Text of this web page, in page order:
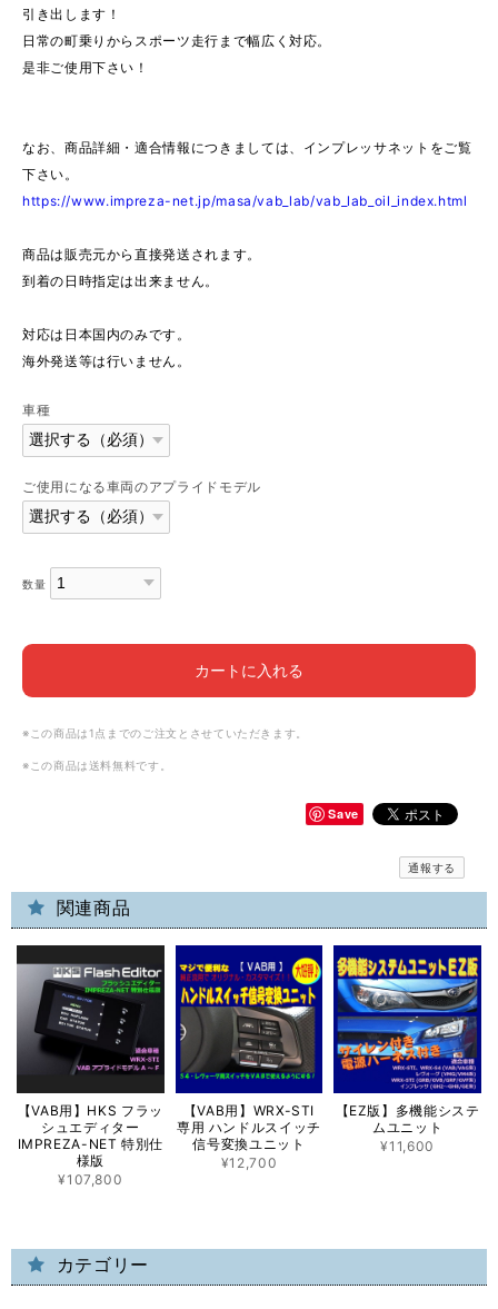
引き出します！
日常の町乗りからスポーツ走行まで幅広く対応。
是非ご使用下さい！
なお、商品詳細・適合情報につきましては、インプレッサネットをご覧
下さい。
https://www.impreza-net.jp/masa/vab_lab/vab_lab_oil_index.html
商品は販売元から直接発送されます。
到着の日時指定は出来ません。
対応は日本国内のみです。
海外発送等は行いません。
車種
ご使用になる車両のアプライドモデル
数量
カートに入れる
※この商品は1点までのご注文とさせていただきます。
※この商品は 送料無料です。
Save
通報する
関連商品
【VAB用】HKS フラッ
シュエディター
IMPREZA-NET 特別仕
様版
¥107,800
【VAB用】WRX-STI
専用 ハンドルスイッチ
信号変換ユニット
¥12,700
【EZ版】多機能システ
ムユニット
¥11,600
カテゴリー